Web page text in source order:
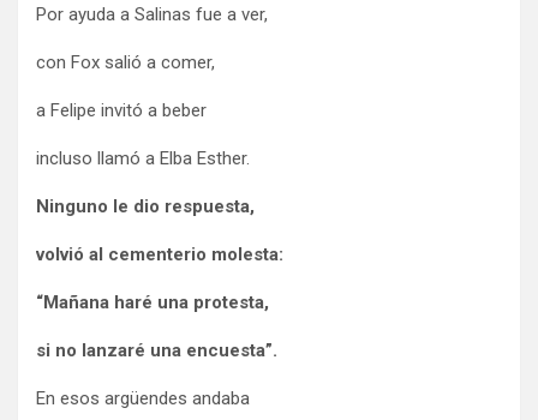
Por ayuda a Salinas fue a ver,
con Fox salió a comer,
a Felipe invitó a beber
incluso llamó a Elba Esther.
Ninguno le dio respuesta,
volvió al cementerio molesta:
“Mañana haré una protesta,
si no lanzaré una encuesta”.
En esos argüendes andaba